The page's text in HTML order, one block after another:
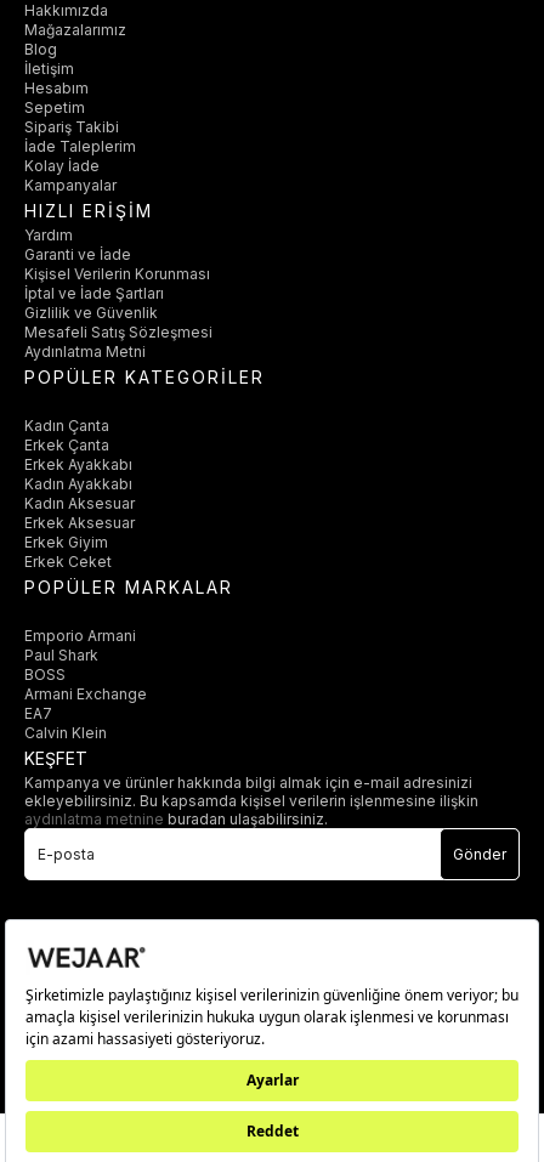
Hakkımızda
Mağazalarımız
Blog
İletişim
Hesabım
Sepetim
Sipariş Takibi
İade Taleplerim
Kolay İade
Kampanyalar
HIZLI ERİŞİM
Yardım
Garanti ve İade
Kişisel Verilerin Korunması
İptal ve İade Şartları
Gizlilik ve Güvenlik
Mesafeli Satış Sözleşmesi
Aydınlatma Metni
POPÜLER KATEGORİLER
Kadın Çanta
Erkek Çanta
Erkek Ayakkabı
Kadın Ayakkabı
Kadın Aksesuar
Erkek Aksesuar
Erkek Giyim
Erkek Ceket
POPÜLER MARKALAR
Emporio Armani
Paul Shark
BOSS
Armani Exchange
EA7
Calvin Klein
KEŞFET
Kampanya ve ürünler hakkında bilgi almak için e-mail adresinizi
ekleyebilirsiniz. Bu kapsamda kişisel verilerin işlenmesine ilişkin
aydınlatma metnine buradan ulaşabilirsiniz.
Gönder
© 2025 wejaar.com.tr. tüm hakları saklıdır.